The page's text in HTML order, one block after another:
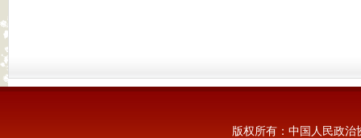
版权所有：中国人民政